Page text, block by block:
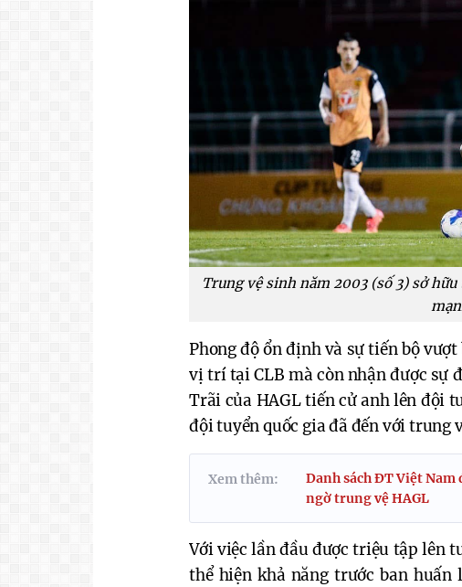
Trung vệ sinh năm 2003 (số 3) sở
Phong độ ổn định và sự tiến bộ
vị trí tại CLB mà còn nhận được sự
Trãi của HAGL tiến cử anh lên đội
đội tuyển quốc gia đã đến với trung
Xem thêm:
Danh sách ĐT Việt
ngờ trung vệ HAGL
Với việc lần đầu được triệu tập lên
thể hiện khả năng trước ban